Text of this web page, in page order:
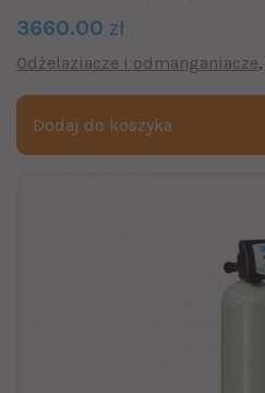
3660.00 zł
Odżelaziacze i odmanganiacze
Dodaj do koszyka